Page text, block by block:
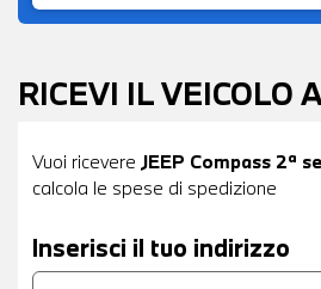
RICEVI IL VEICOLO
Vuoi ricevere JEEP Compass 2ª
calcola le spese di spedizione
Inserisci il tuo indirizzo